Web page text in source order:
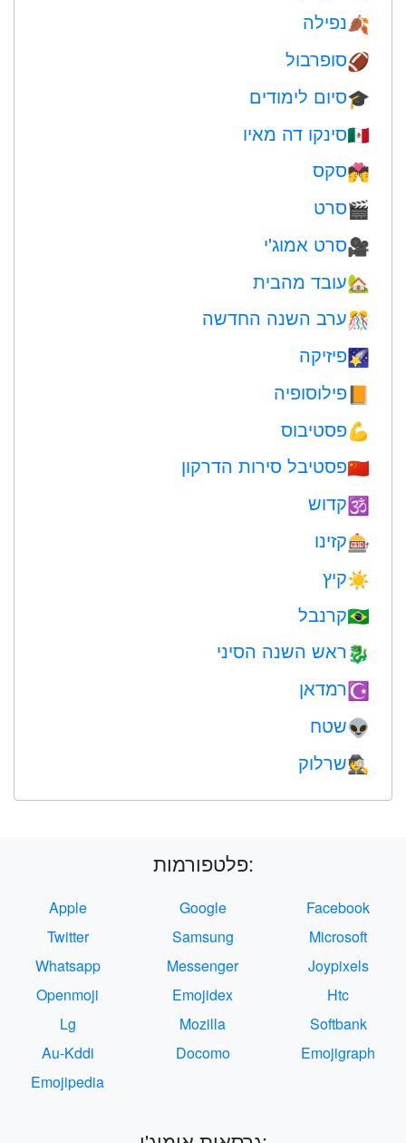
🍂נפילה
🏈סופרבול
🎓סיום לימודים
🇲🇽סינקו דה מאיו
💏סקס
🎬סרט
🎥סרט אמוג'י
🏡עובד מהבית
🎊ערב השנה החדשה
🌠פיזיקה
📙 פילוסופיה
💪פסטיבוס
🇨🇳פסטיבל סירות הדרקון
🕉קדוש
🎰קזינו
☀️קיץ
🇧🇷קרנבל
🐉 ראש השנה הסיני
☪️ רמדאן
👽שטח
🕵️שרלוק
פלטפורמות:
Apple Google
Facebook
Twitter
Samsung
Microsoft
Whatsapp
Messenger
Joypixels
Openmoji
Emojidex
Htc
Lg
Mozilla
Softbank
Au-Kddi
Docomo
Emojigraph
Emojipedia